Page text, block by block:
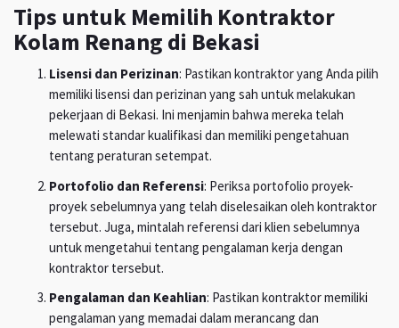
Tips untuk Memilih Kontraktor
Kolam Renang di Bekasi
Lisensi dan Perizinan: Pastikan kontraktor yang Anda pilih
memiliki lisensi dan perizinan yang sah untuk melakukan
pekerjaan di Bekasi. Ini menjamin bahwa mereka telah
melewati standar kualifikasi dan memiliki pengetahuan
tentang peraturan setempat.
Portofolio dan Referensi: Periksa portofolio proyek-
proyek sebelumnya yang telah diselesaikan oleh kontraktor
tersebut. Juga, mintalah referensi dari klien sebelumnya
untuk mengetahui tentang pengalaman kerja dengan
kontraktor tersebut.
Pengalaman dan Keahlian: Pastikan kontraktor memiliki
pengalaman yang memadai dalam merancang dan